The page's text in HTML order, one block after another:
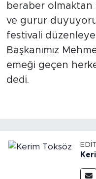
beraber
ve gurur
festivali
Başkanımız
emeği geçen
dedi.